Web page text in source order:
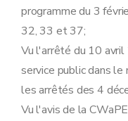
Art.24
Art.24
24
Art.
Section 3 En
Art. 25
Section 4 En matière
Art. 25bis
programme du 3
32, 33 et 37;
Vu l'arrêté du 10
service public dans
les arrêtés des 4
Vu l'avis de la